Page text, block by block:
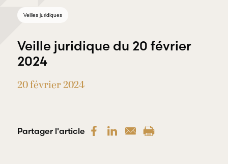
Droit du
RBD Avocats
déontologique
Veilles juridiques
Veille juridique du 20 février
2024
20 février 2024
Partager l'article